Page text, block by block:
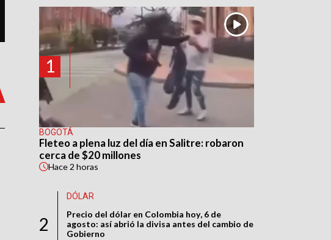
1
BOGOTÁ
Fleteo a plena luz del día en Salitre: robaron
cerca de $20 millones
Hace2 horas
2
DÓLAR
Precio del dólar en Colombia hoy, 6 de
agosto: así abrió la divisa antes del cambio de
Gobierno